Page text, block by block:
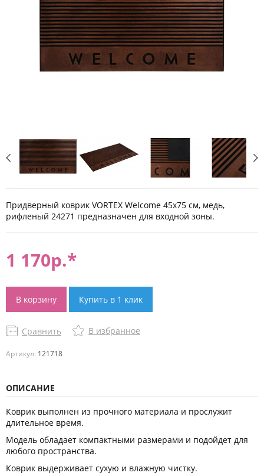
Придверный коврик VORTEX Welcome 45х75 см, медь,
рифленый 24271 предназначен для входной зоны.
1 170р.*
В корзину Купить в 1 клик
Сравнить В избранное
Артикул: 121718
ОПИСАНИЕ
Коврик выполнен из прочного материала и прослужит
длительное время.
Модель обладает компактными размерами и подойдет для
любого пространства.
Коврик выдерживает сухую и влажную чистку.